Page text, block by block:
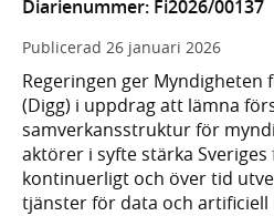
Diarienummer: Fi2026/00137
Publicerad 26 januari 2026
Regeringen ger
(Digg) i uppdrag att lämna
samverkansstruktur för
aktörer i syfte stärka
kontinuerligt och över tid
tjänster för data och artificiell